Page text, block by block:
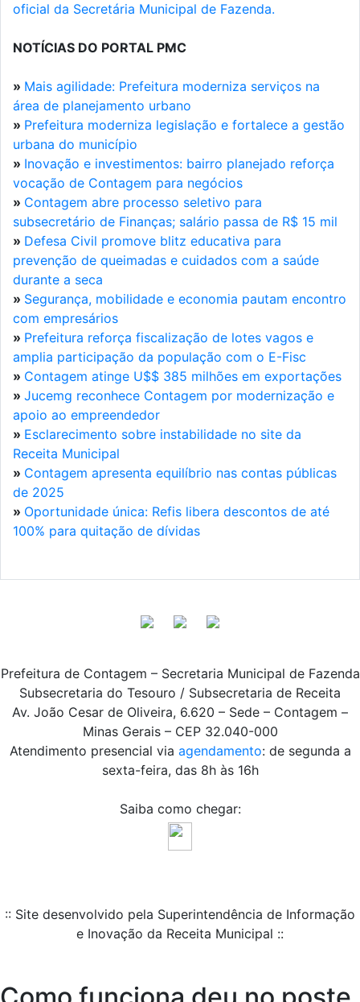
oficial da Secretária Municipal de Fazenda.
NOTÍCIAS DO PORTAL PMC
» Mais agilidade: Prefeitura moderniza serviços na
área de planejamento urbano
» Prefeitura moderniza legislação e fortalece a gestão
urbana do município
» Inovação e investimentos: bairro planejado reforça
vocação de Contagem para negócios
» Contagem abre processo seletivo para
subsecretário de Finanças; salário passa de R$ 15 mil
» Defesa Civil promove blitz educativa para
prevenção de queimadas e cuidados com a saúde
durante a seca
» Segurança, mobilidade e economia pautam encontro
com empresários
» Prefeitura reforça fiscalização de lotes vagos e
amplia participação da população com o E-Fisc
» Contagem atinge U$$ 385 milhões em exportações
» Jucemg reconhece Contagem por modernização e
apoio ao empreendedor
» Esclarecimento sobre instabilidade no site da
Receita Municipal
» Contagem apresenta equilíbrio nas contas públicas
de 2025
» Oportunidade única: Refis libera descontos de até
100% para quitação de dívidas
Prefeitura de Contagem – Secretaria Municipal de Fazenda
Subsecretaria do Tesouro / Subsecretaria de Receita
Av. João Cesar de Oliveira, 6.620 – Sede – Contagem –
Minas Gerais – CEP 32.040-000
Atendimento presencial via agendamento: de segunda a
sexta-feira, das 8h às 16h
Saiba como chegar:
:: Site desenvolvido pela Superintendência de Informação
e Inovação da Receita Municipal ::